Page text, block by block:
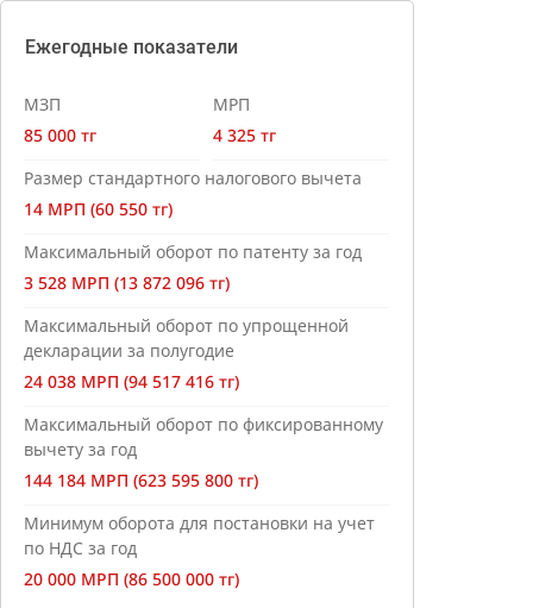
Ежегодные показатели
МЗП
85 000 тг
МРП
4 325 тг
Размер стандартного налогового вычета
14 МРП (60 550 тг)
Максимальный оборот по патенту за год
3 528 МРП (13 872 096 тг)
Максимальный оборот по упрощенной
декларации за полугодие
24 038 МРП (94 517 416 тг)
Максимальный оборот по фиксированному
вычету за год
144 184 МРП (623 595 800 тг)
Минимум оборота для постановки на учет
по НДС за год
20 000 МРП (86 500 000 тг)